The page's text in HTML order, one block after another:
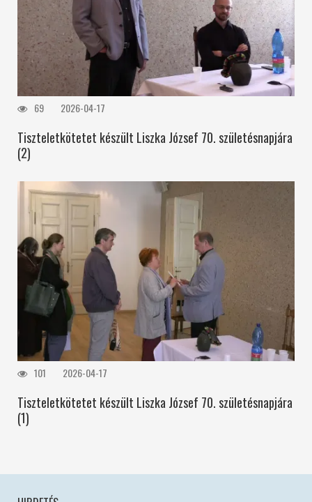
69 2026-04-17
Tiszteletkötetet készült Liszka József 70. születésnapjára
(2)
101 2026-04-17
Tiszteletkötetet készült Liszka József 70. születésnapjára
(1)